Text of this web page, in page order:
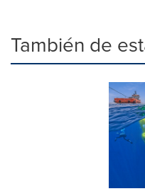
También de